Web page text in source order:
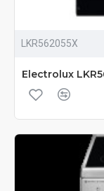
LKR562055X
Electrolux